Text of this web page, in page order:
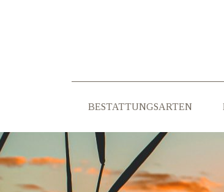
BESTATTUNGSARTEN